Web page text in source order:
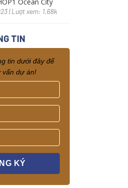
| Lượt xem: 1.68k
TIN
tin dưới đây để
vấn dự án!